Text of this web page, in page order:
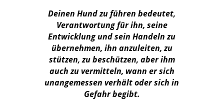
Deinen Hund zu führen bedeutet,
Verantwortung für ihn, seine
Entwicklung und sein Handeln zu
übernehmen, ihn anzuleiten, zu
stützen, zu beschützen, aber ihm
auch zu vermitteln, wann er sich
unangemessen verhält oder sich in
Gefahr begibt.